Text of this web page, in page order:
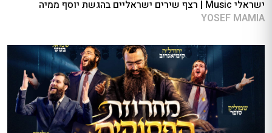
ישראלי Music | רצף שירים ישראליים בהגשת יוסף ממיה
YOSEF MAMIA